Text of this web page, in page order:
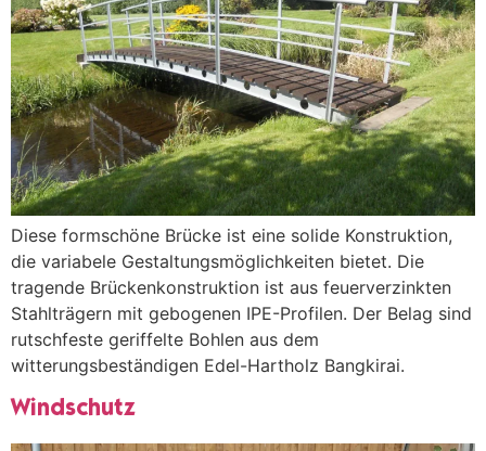
Diese formschöne Brücke ist eine solide Konstruktion,
die variabele Gestaltungsmöglichkeiten bietet. Die
tragende Brückenkonstruktion ist aus feuerverzinkten
Stahlträgern mit gebogenen IPE-Profilen. Der Belag sind
rutschfeste geriffelte Bohlen aus dem
witterungsbeständigen Edel-Hartholz Bangkirai.
Windschutz